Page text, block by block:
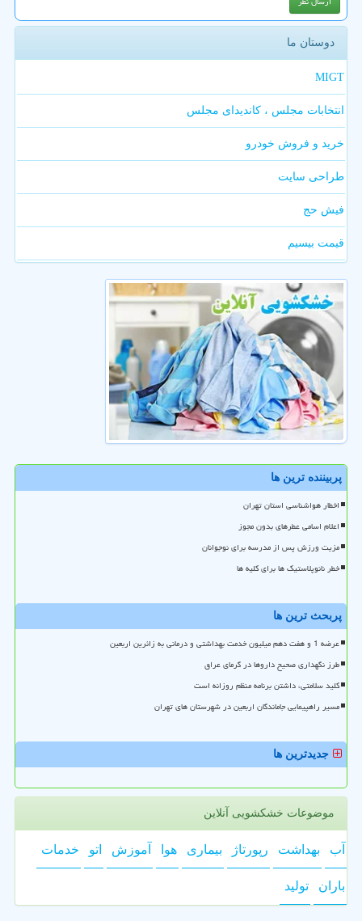
دوستان ما
MIGT
انتخابات مجلس ، کاندیدای مجلس
خرید و فروش خودرو
طراحی سایت
فیش حج
قیمت بیسیم
پربیننده ترین ها
اخطار هواشناسی استان تهران
اعلام اسامی عطرهای بدون مجوز
مزیت ورزش پس از مدرسه برای نوجوانان
خطر نانوپلاستیک ها برای کلیه ها
پربحث ترین ها
عرضه 1 و هفت دهم میلیون خدمت بهداشتی و درمانی به زائرین اربعین
طرز نگهداری صحیح داروها در گرمای عراق
کلید سلامتی، داشتن برنامه منظم روزانه است
مسیر راهپیمایی جاماندگان اربعین در شهرستان های تهران
جدیدترین ها
موضوعات خشکشویی آنلاین
آب بهداشت رپورتاژ بیماری هوا آموزش اتو خدمات
باران تولید